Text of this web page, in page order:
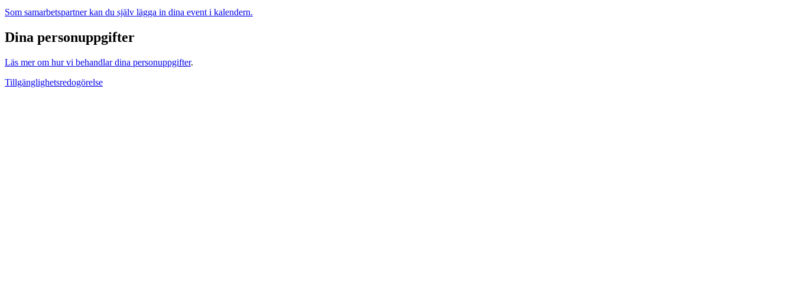
Som samarbetspartner kan du själv lägga in dina event i kalendern.
Dina personuppgifter
Läs mer om hur vi behandlar dina personuppgifter.
Tillgänglighetsredogörelse